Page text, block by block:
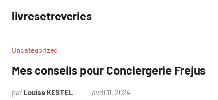
contenu
livresetreveries
Uncategorized
Mes conseils pour Conciergerie Frejus
par Louise KESTEL avril 11, 2024